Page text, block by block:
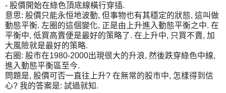
- 股價開始在綠色頂底線橫行穿插.
意思: 股價只能永恒地波動, 但事物也有其穩定的狀態, 這叫做
動態平衡. 左圈的這個變化, 正是由上升進入動態平衡之中. 在
平衡中, 低買高賣便是最好的策略了. 在上升中, 只買不賣, 加
大風險就是最好的策略.
右圈: 股市在1980-2000出現很大的升浪, 然後跌穿綠色中線,
進入動態平衡區至今.
問題是, 股價可否一直往上升? 在無常的股市中, 怎樣得到信
心? 我的答案是: 試過就知.